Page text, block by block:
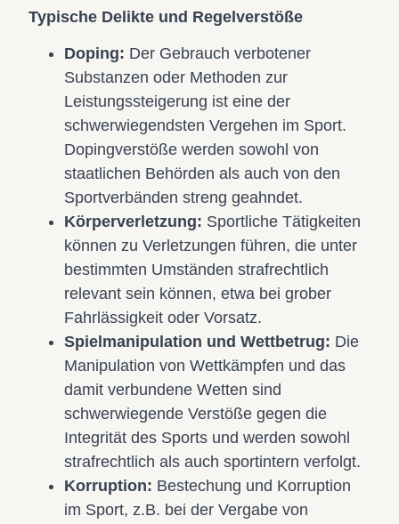
Typische Delikte und Regelverstöße
Doping: Der Gebrauch verbotener
Substanzen oder Methoden zur
Leistungssteigerung ist eine der
schwerwiegendsten Vergehen im Sport.
Dopingverstöße werden sowohl von
staatlichen Behörden als auch von den
Sportverbänden streng geahndet.
Körperverletzung: Sportliche Tätigkeiten
können zu Verletzungen führen, die unter
bestimmten Umständen strafrechtlich
relevant sein können, etwa bei grober
Fahrlässigkeit oder Vorsatz.
Spielmanipulation und Wettbetrug: Die
Manipulation von Wettkämpfen und das
damit verbundene Wetten sind
schwerwiegende Verstöße gegen die
Integrität des Sports und werden sowohl
strafrechtlich als auch sportintern verfolgt.
Korruption: Bestechung und Korruption
im Sport, z.B. bei der Vergabe von